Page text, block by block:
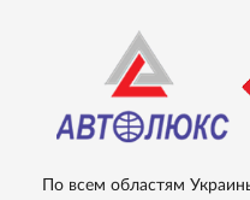
По всем областям